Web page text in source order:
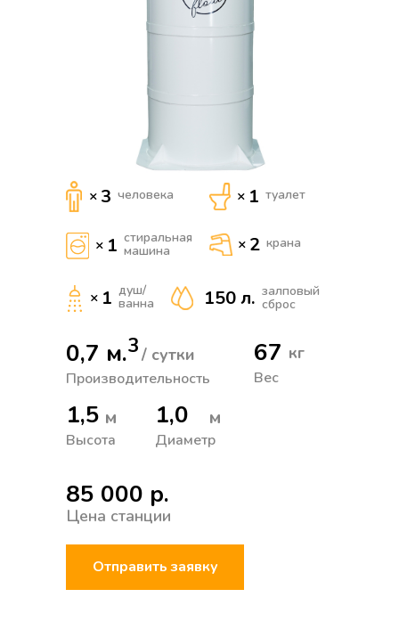
Отправить заявку
85 000 р.
Цена станции
1,0
Диаметр
м
1,5
Высота
м
67
Вес
кг
0,7 м.3
Производительность
/ сутки
150 л. залповый
сброс
1 стиральная
машина
×
1 душ/
ванна
×
1 туалет
×
2 крана
×
3 человека
×